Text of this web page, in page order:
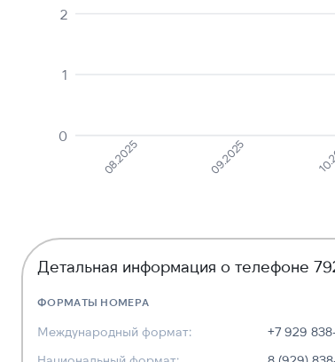
0
1
2
08.2025 09.2025
Детальная информация о телефоне
ФОРМАТЫ НОМЕРА
Международный формат:
+7 929